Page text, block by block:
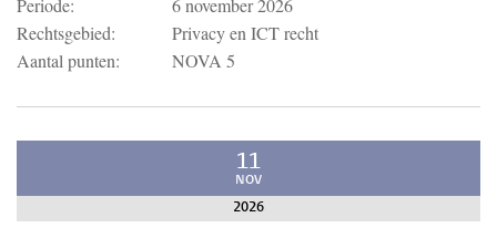
Periode:
6 november 2026
Rechtsgebied:
Privacy en ICT recht
Aantal punten:
NOVA 5
11
NOV
2026